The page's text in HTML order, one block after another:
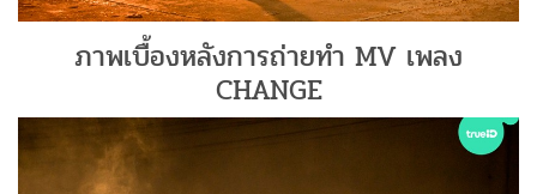
ภาพเบื้องหลังการถ่ายทำ MV เพลง
CHANGE